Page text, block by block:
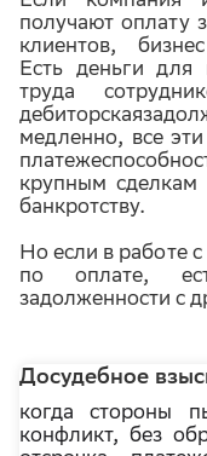
получают оплату
клиентов,
Есть деньги для
труда
медленно, все
крупным сделкам
банкротству.
Но если в работе
по оплате,
задолженности с
Досудебное
когда стороны
конфликт, без